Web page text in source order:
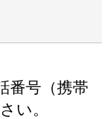
番号（携帯
い。